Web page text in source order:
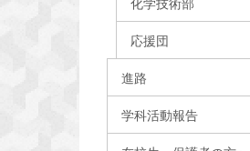
応援団
進路
学科活動報告